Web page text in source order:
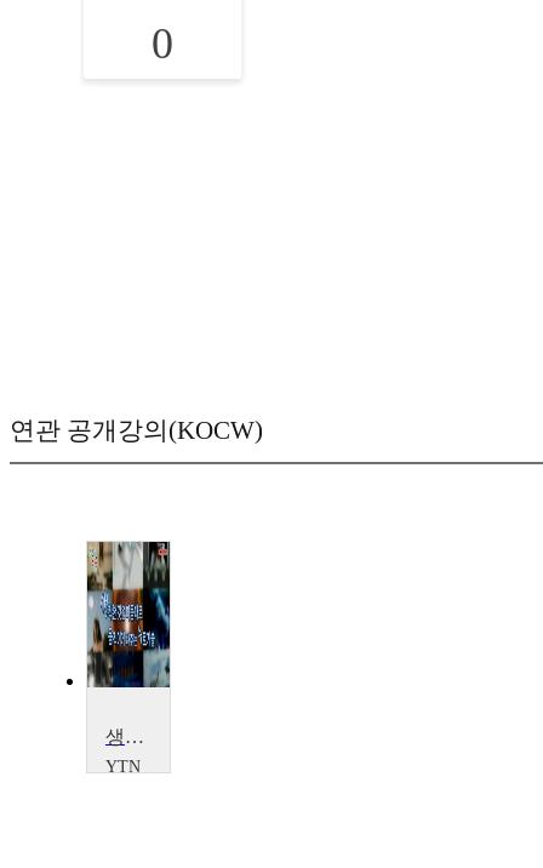
0
연관 공개강의(KOCW)
생각한 것을 마음대로 움직이게 해주는 뉴로기술
YTN